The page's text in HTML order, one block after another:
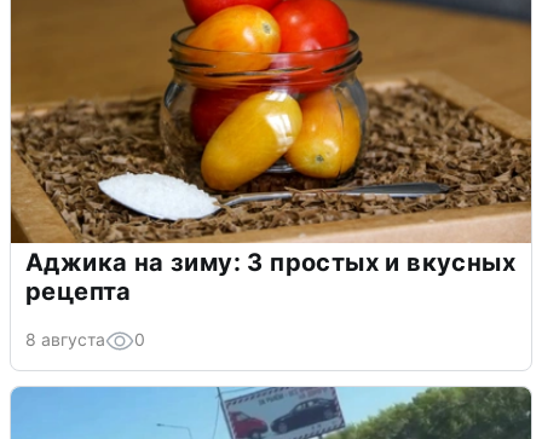
Аджика на зиму: 3 простых и вкусных
рецепта
8 августа 0